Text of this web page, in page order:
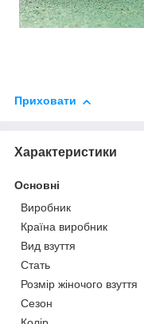
Приховати
Характеристики
Основні
Виробник
Країна виробник
Вид взуття
Стать
Розмір жіночого взуття
Сезон